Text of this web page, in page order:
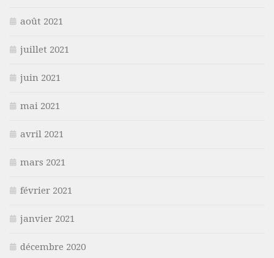
août 2021
juillet 2021
juin 2021
mai 2021
avril 2021
mars 2021
février 2021
janvier 2021
décembre 2020